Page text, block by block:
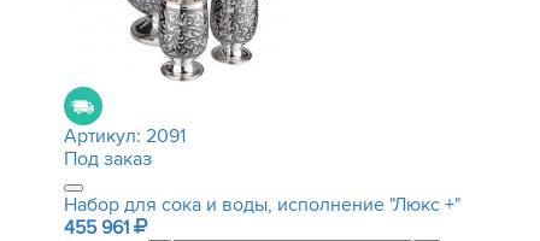
Артикул: 2091
Под заказ
Набор для сока и воды, исполнение "Люкс +"
455 961